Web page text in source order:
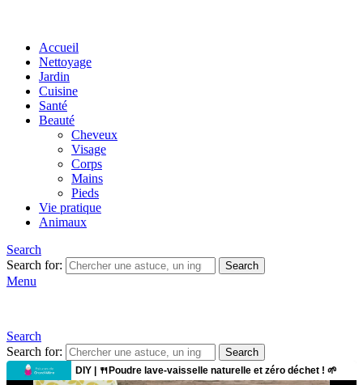
Accueil
Nettoyage
Jardin
Cuisine
Santé
Beauté
Cheveux
Visage
Corps
Mains
Pieds
Vie pratique
Animaux
Search
Search for:
Search
Menu
Search
Search for:
Search